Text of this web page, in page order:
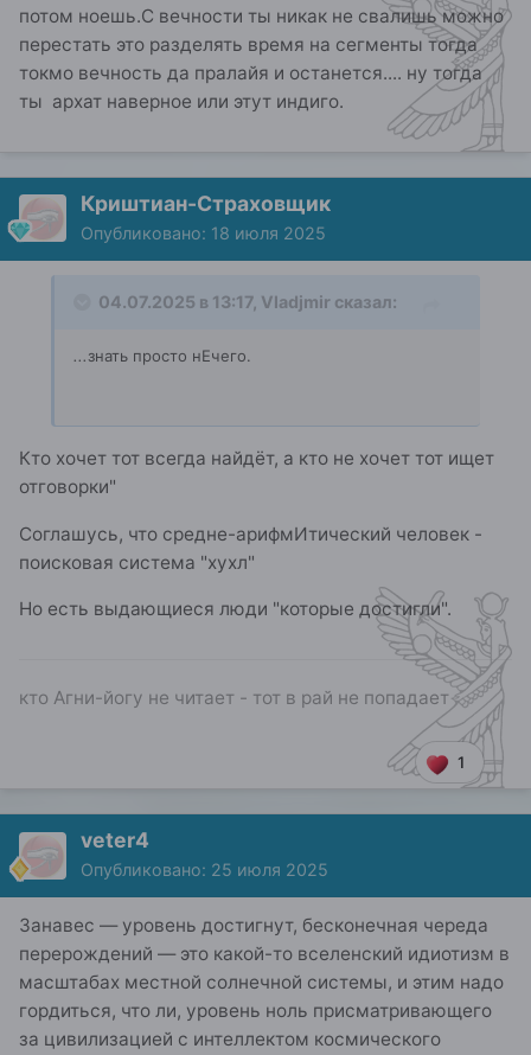
потом ноешь.С вечности ты никак не свалишь можно
перестать это разделять время на сегменты тогда
токмо вечность да пралайя и останется.... ну тогда
ты архат наверное или этут индиго.
Криштиан-Страховщик
Опубликовано: 18 июля 2025
04.07.2025 в 13:17, Vladjmir сказал:
...знать просто нЕчего.
Кто хочет тот всегда найдёт, а кто не хочет тот ищет
отговорки"
Соглашусь, что средне-арифмИтический человек -
поисковая система "хухл"
Но есть выдающиеся люди "которые достигли".
1
кто Агни-йогу не читает - тот в рай не попадает
veter4
Опубликовано: 25 июля 2025
Занавес — уровень достигнут, бесконечная череда
перерождений — это какой-то вселенский идиотизм в
масштабах местной солнечной системы, и этим надо
гордиться, что ли, уровень ноль присматривающего
за цивилизацией с интеллектом космического